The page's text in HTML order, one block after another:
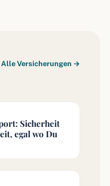
Alle Versicherungen →
Sicherheit
egal wo Du